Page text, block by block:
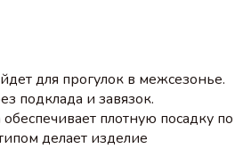
для прогулок в межсезонье.
подклада и завязок.
плотную посадку по
делает изделие